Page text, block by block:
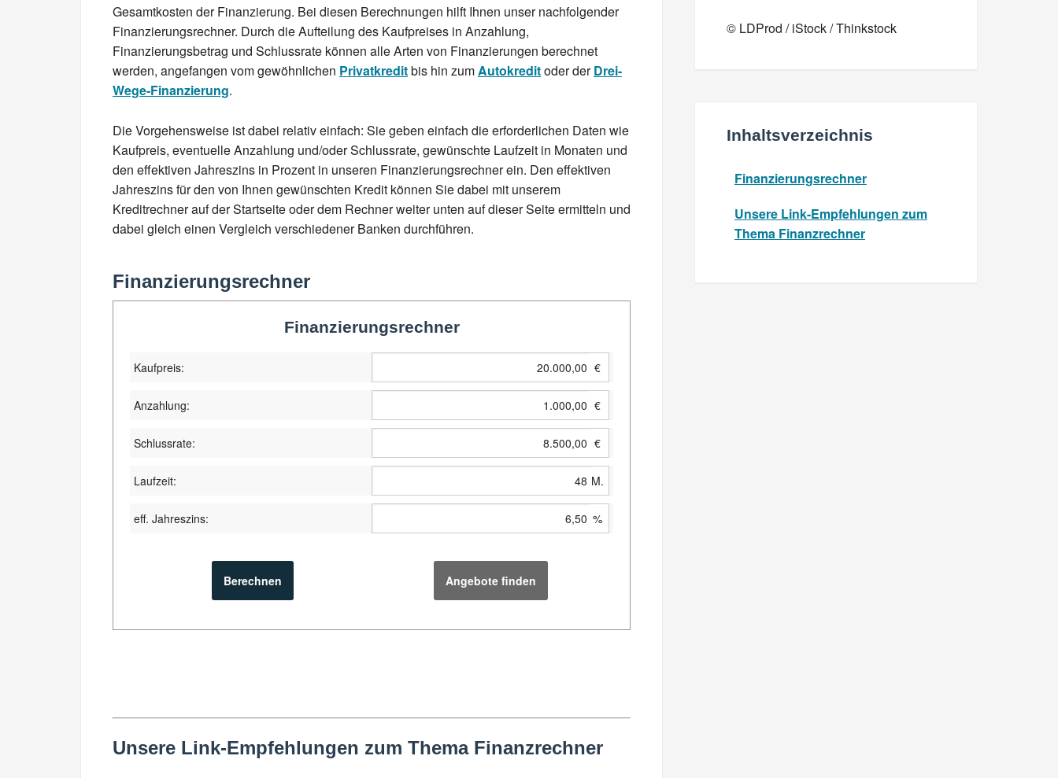
Gesamtkosten der Finanzierung. Bei diesen Berechnungen hilft Ihnen unser nachfolgender
Finanzierungsrechner. Durch die Aufteilung des Kaufpreises in Anzahlung,
Finanzierungsbetrag und Schlussrate können alle Arten von Finanzierungen berechnet
werden, angefangen vom gewöhnlichen Privatkreditbis hin zumAutokreditoder derDrei-
Wege-Finanzierung.
Die Vorgehensweise ist dabei relativ einfach: Sie geben einfach die erforderlichen Daten wie
Kaufpreis, eventuelle Anzahlung und/oder Schlussrate, gewünschte Laufzeit in Monaten und
den effektiven Jahreszins in Prozent in unseren Finanzierungsrechner ein. Den effektiven
Jahreszins für den von Ihnen gewünschten Kredit können Sie dabei mit unserem
Kreditrechner auf der Startseite oder dem Rechner weiter unten auf dieser Seite ermitteln und
dabei gleich einen Vergleich verschiedener Banken durchführen.
Finanzierungsrechner
Finanzierungsrechner
Kaufpreis: €
Anzahlung: €
Schlussrate: €
Laufzeit: M.
eff. Jahreszins: %
Angebote finden
Unsere Link-Empfehlungen zum Thema Finanzrechner
© LDProd / iStock / Thinkstock
Inhaltsverzeichnis
Finanzierungsrechner
Unsere Link-Empfehlungen zum
Thema Finanzrechner